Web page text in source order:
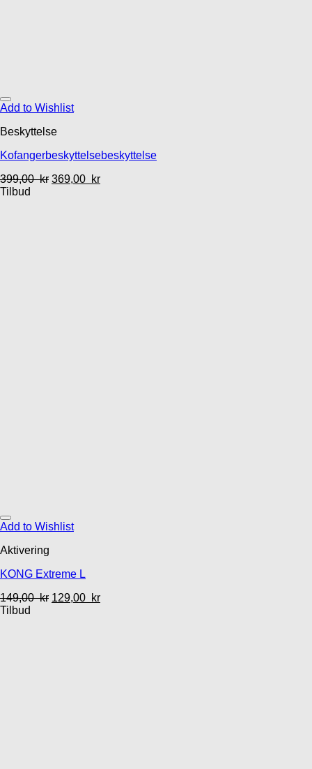
Add to Wishlist
Beskyttelse
Kofangerbeskyttelsebeskyttelse
399,00kr 369,00 kr
Tilbud
Add to Wishlist
Aktivering
KONG Extreme L
149,00kr 129,00 kr
Tilbud